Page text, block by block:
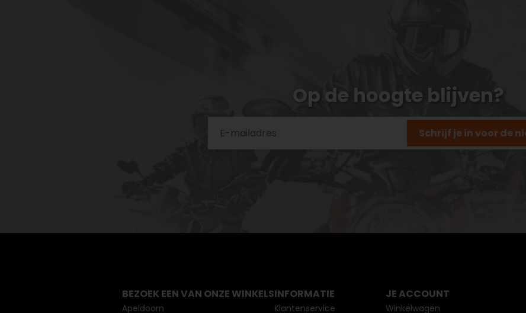
Op de hoogte blijven?
Schrijf je in voor de
BEZOEK EEN VAN ONZE WINKELS
Apeldoorn
INFORMATIE
Klantenservice
JE ACCOUNT
Winkelwagen